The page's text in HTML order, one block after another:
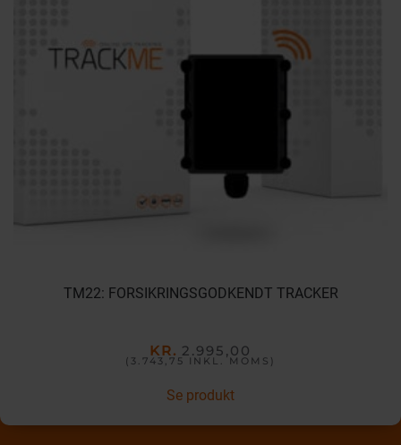
TM22: FORSIKRINGSGODKENDT TRACKER
KR. 2.995,00
(3.743,75 INKL. MOMS )
Se produkt